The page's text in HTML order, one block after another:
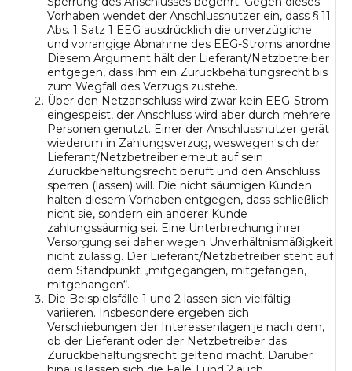
Vorhaben wendet der Anschlussnutzer ein, dass § 11
Abs. 1 Satz 1 EEG ausdrücklich die unverzügliche
und vorrangige Abnahme des EEG-Stroms anordne.
Diesem Argument hält der Lieferant/Netzbetreiber
entgegen, dass ihm ein Zurückbehaltungsrecht bis
zum Wegfall des Verzugs zustehe.
Über den Netzanschluss wird zwar kein EEG-Strom
eingespeist, der Anschluss wird aber durch mehrere
Personen genutzt. Einer der Anschlussnutzer gerät
wiederum in Zahlungsverzug, weswegen sich der
Lieferant/Netzbetreiber erneut auf sein
Zurückbehaltungsrecht beruft und den Anschluss
sperren (lassen) will. Die nicht säumigen Kunden
halten diesem Vorhaben entgegen, dass schließlich
nicht sie, sondern ein anderer Kunde
zahlungssäumig sei. Eine Unterbrechung ihrer
Versorgung sei daher wegen Unverhältnismäßigkeit
nicht zulässig. Der Lieferant/Netzbetreiber steht auf
dem Standpunkt „mitgegangen, mitgefangen,
mitgehangen“.
Die Beispielsfälle 1 und 2 lassen sich vielfältig
variieren. Insbesondere ergeben sich
Verschiebungen der Interessenlagen je nach dem,
ob der Lieferant oder der Netzbetreiber das
Zurückbehaltungsrecht geltend macht. Darüber